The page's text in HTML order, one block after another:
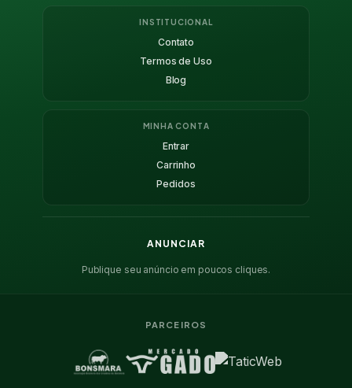
INSTITUCIONAL
Contato
Termos de Uso
Blog
MINHA CONTA
Entrar
Carrinho
Pedidos
ANUNCIAR
Publique seu anúncio em poucos cliques.
PARCEIROS